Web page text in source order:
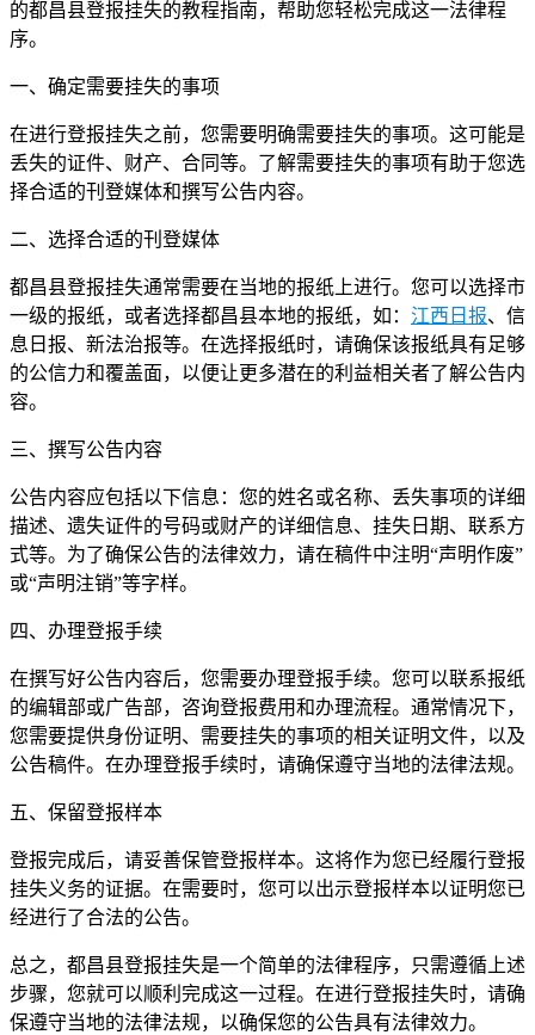
的都昌县登报挂失的教程指南，帮助您轻松完成这一法律程
序。
一、确定需要挂失的事项
在进行登报挂失之前，您需要明确需要挂失的事项。这可能是
丢失的证件、财产、合同等。了解需要挂失的事项有助于您选
择合适的刊登媒体和撰写公告内容。
二、选择合适的刊登媒体
都昌县登报挂失通常需要在当地的报纸上进行。您可以选择市
一级的报纸，或者选择都昌县本地的报纸，如： 江西日报、信
息日报、新法治报等。在选择报纸时，请确保该报纸具有足够
的公信力和覆盖面，以便让更多潜在的利益相关者了解公告内
容。
三、撰写公告内容
公告内容应包括以下信息：您的姓名或名称、丢失事项的详细
描述、遗失证件的号码或财产的详细信息、挂失日期、联系方
式等。为了确保公告的法律效力，请在稿件中注明“声明作废”
或“声明注销”等字样。
四、办理登报手续
在撰写好公告内容后，您需要办理登报手续。您可以联系报纸
的编辑部或广告部，咨询登报费用和办理流程。通常情况下，
您需要提供身份证明、需要挂失的事项的相关证明文件，以及
公告稿件。在办理登报手续时，请确保遵守当地的法律法规。
五、保留登报样本
登报完成后，请妥善保管登报样本。这将作为您已经履行登报
挂失义务的证据。在需要时，您可以出示登报样本以证明您已
经进行了合法的公告。
总之，都昌县登报挂失是一个简单的法律程序，只需遵循上述
步骤，您就可以顺利完成这一过程。在进行登报挂失时，请确
保遵守当地的法律法规，以确保您的公告具有法律效力。